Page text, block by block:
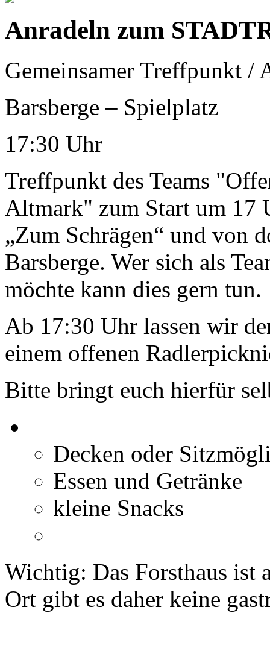
Anradeln zum
Gemeinsamer Treffpunkt /
Barsberge – Spielplatz
17:30 Uhr
Treffpunkt des Teams
Altmark" zum Start um 17
„Zum Schrägen“ und von
Barsberge. Wer sich als
möchte kann dies gern tun.
Ab 17:30 Uhr lassen wir
einem offenen
Bitte bringt euch hierfür
Decken oder
Essen und Getränke
kleine Snacks
Wichtig: Das Forsthaus ist
Ort gibt es daher keine